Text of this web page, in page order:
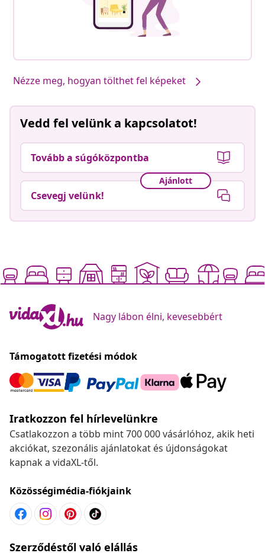
Nézze meg, hogyan tölthet fel képeket
Vedd fel velünk a kapcsolatot!
Tovább a súgóközpontba
Ajánlott
Csevegj velünk!
Nagy lábon élni, kevesebbért
Támogatott fizetési módok
Iratkozzon fel hírlevelünkre
Csatlakozzon a több mint 700 000 vásárlóhoz, akik heti
akciókat, szezonális ajánlatokat és újdonságokat
kapnak a vidaXL-től.
Közösségimédia-fiókjaink
Szerződéstől való elállás